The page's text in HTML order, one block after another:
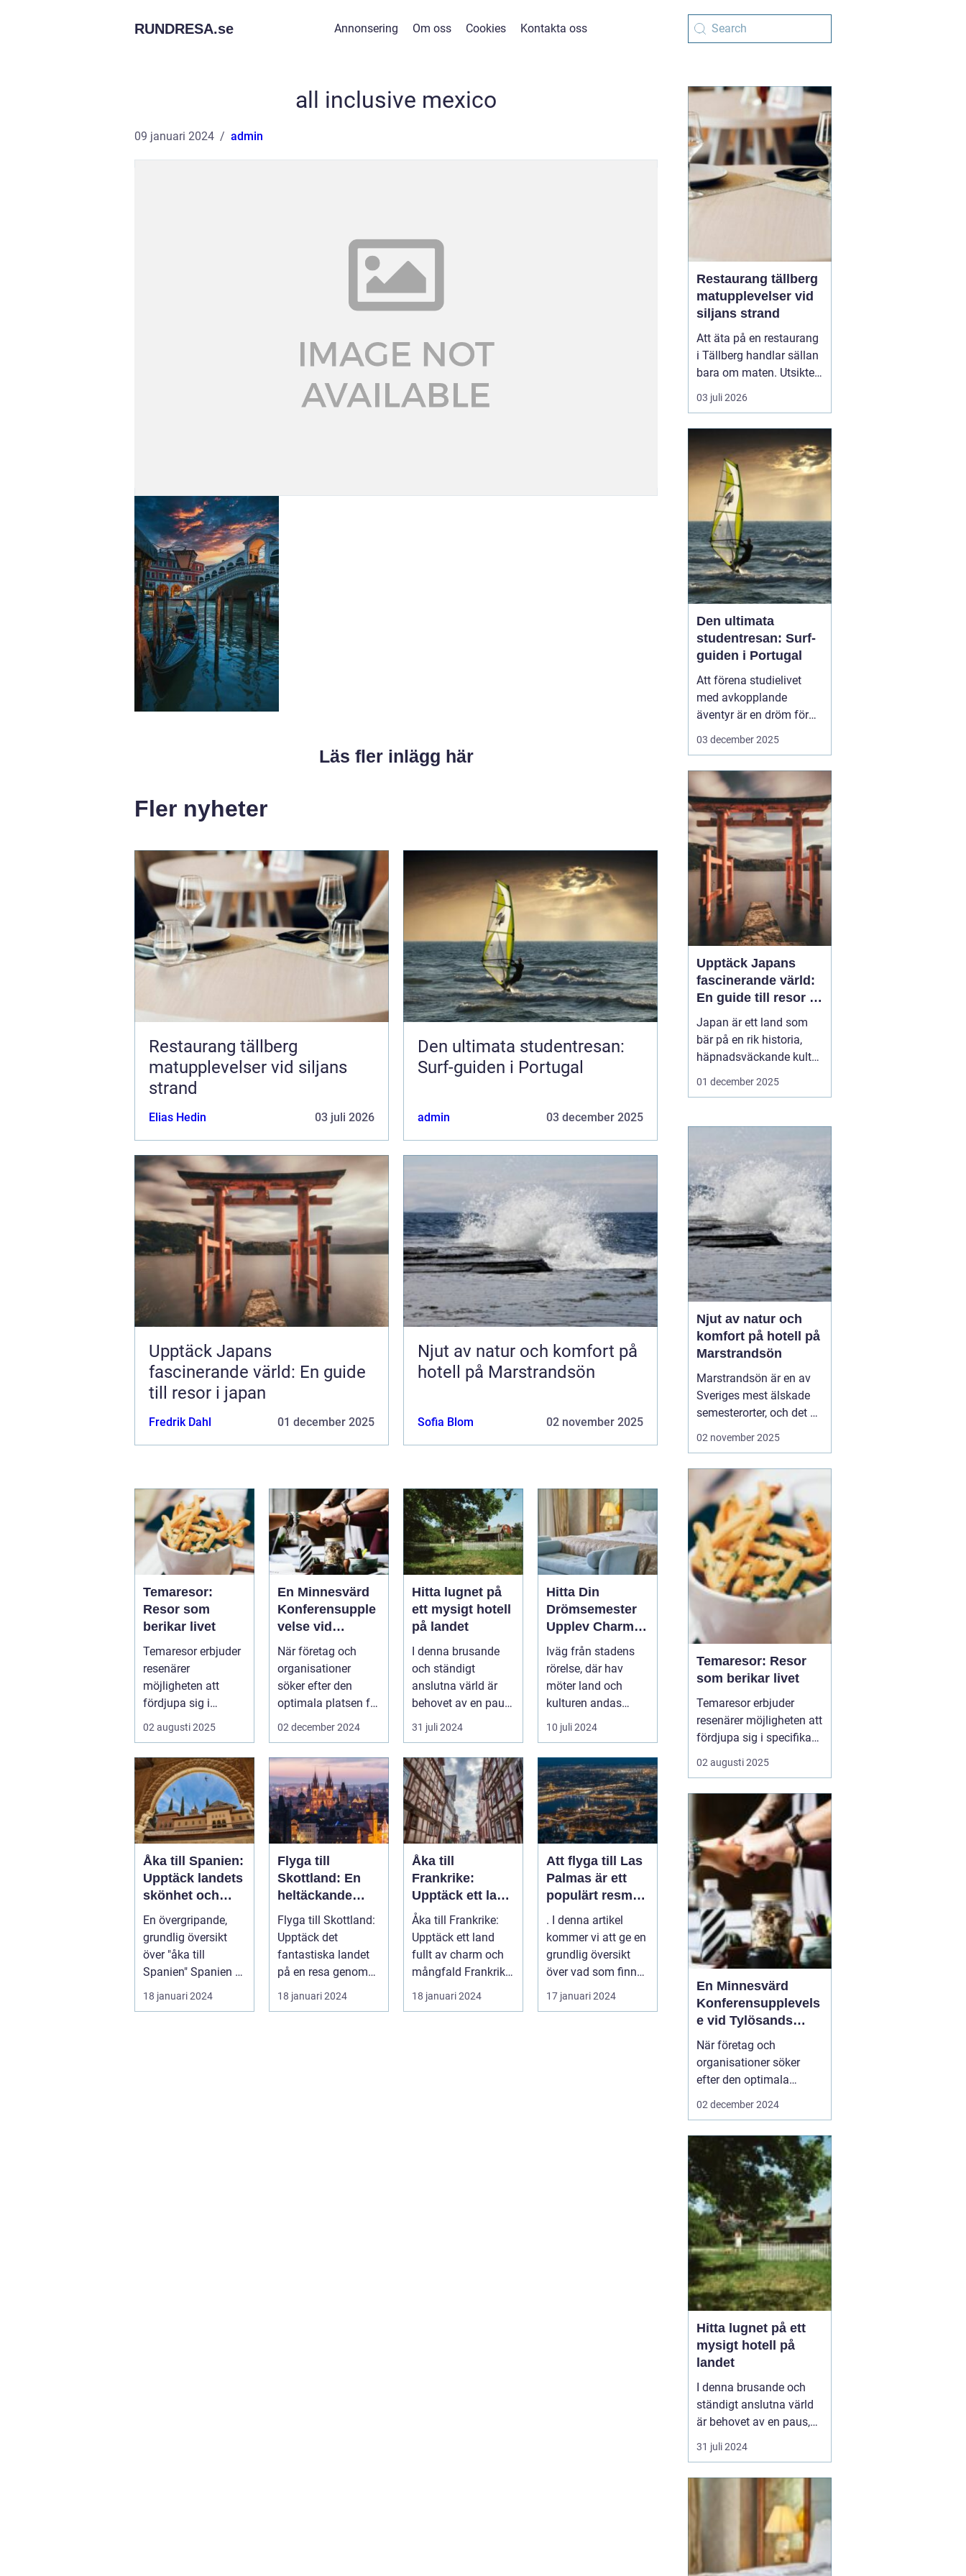
RUNDRESA.se Annonsering Om oss Cookies Kontakta oss
all inclusive mexico
09 januari 2024 admin
Läs fler inlägg här
Fler nyheter
Restaurang tällberg
matupplevelser vid siljans
strand
Elias Hedin 03 juli 2026
Den ultimata studentresan:
Surf-guiden i Portugal
admin 03 december 2025
Upptäck Japans
fascinerande värld: En guide
till resor i japan
Fredrik Dahl 01 december 2025
Njut av natur och komfort på
hotell på Marstrandsön
Sofia Blom 02 november 2025
Temaresor:
Resor som
berikar livet
Temaresor erbjuder
resenärer
möjligheten att
fördjupa sig i
specifika intressen
eller...
02 augusti 2025
En Minnesvärd
Konferensupple
velse vid
Tylösands Kust
När företag och
organisationer
söker efter den
optimala platsen för
sin näs...
02 december 2024
Hitta lugnet på
ett mysigt hotell
på landet
I denna brusande
och ständigt
anslutna värld är
behovet av en paus,
en stund av frid,...
31 juli 2024
Hitta Din
Drömsemester
Upplev Charmen
med Hotell i
Halland
Iväg från stadens
rörelse, där hav
möter land och
kulturen andas
historia ...
10 juli 2024
Åka till Spanien:
Upptäck landets
skönhet och
kultur
En övergripande,
grundlig översikt
över "åka till
Spanien" Spanien är
ett av Europas mest
populära ...
18 januari 2024
Flyga till
Skottland: En
heltäckande
guide
Flyga till Skottland:
Upptäck det
fantastiska landet
på en resa genom
luften Introduktion:
Att flyg...
18 januari 2024
Åka till
Frankrike:
Upptäck ett land
fullt av charm
och mångfald
Åka till Frankrike:
Upptäck ett land
fullt av charm och
mångfald Frankrike
är ett land som
fasciner...
18 januari 2024
Att flyga till Las
Palmas är ett
populärt resmål
för många
resenärer, som
dras till de
vackra
behagliga
klimatet och den
. I denna artikel
kommer vi att ge en
grundlig översikt
över vad som finns
att upptäcka när
man flyg...
17 januari 2024
Restaurang tällberg
matupplevelser vid
siljans strand
Att äta på en restaurang
i Tällberg handlar sällan
bara om maten. Utsikten
över Siljan, de faluröda
gårdarna och den tydliga
gör varje måltid till en
helhetsupplevelse.
Samtidigt har byn
utvecklats till ett litet
kulinariskt na...
03 juli 2026
Den ultimata
studentresan: Surf-
guiden i Portugal
Att förena studielivet
med avkopplande
äventyr är en dröm för
många studenter. Att ta
surf, sol och nya möten
kan vara just den
upplevelse som fyller
p&ar...
03 december 2025
Upptäck Japans
fascinerande värld:
En guide till resor i
japan
Japan är ett land som
bär på en rik historia,
häpnadsväckande kultur
och en unik blandning
lockar ständigt resenärer
önskar uppleva allt fr&...
01 december 2025
Njut av natur och
komfort på hotell på
Marstrandsön
Marstrandsön är en av
Sveriges mest älskade
semesterorter, och det är
inte svårt att förstå
naturskönhet och
modern komfort,
erbjuder denna ö en
perfek...
02 november 2025
Temaresor: Resor
som berikar livet
Temaresor erbjuder
resenärer möjligheten att
fördjupa sig i specifika
intressen eller hobbyer,
vilket gör resan mer
berikande. Temaresor
kan innefatta allt från
kulinariska äventyr till
historiska expedi...
02 augusti 2025
En Minnesvärd
Konferensupplevels
e vid Tylösands
Kust
När företag och
organisationer söker
efter den optimala
platsen för sin nästa
faciliteternas kvalitet s...
02 december 2024
Hitta lugnet på ett
mysigt hotell på
landet
I denna brusande och
ständigt anslutna värld
är behovet av en paus,
en stund av frid, större
än någonsin, ett
31 juli 2024